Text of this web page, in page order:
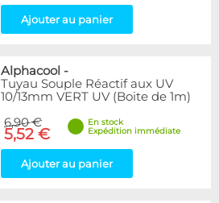
Ajouter au panier
Alphacool -
Tuyau Souple Réactif aux UV
10/13mm VERT UV (Boite de 1m)
6,90 €
5,52 €
En stock
Expédition immédiate
Ajouter au panier